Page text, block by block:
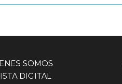
SOMOS
DIGITAL